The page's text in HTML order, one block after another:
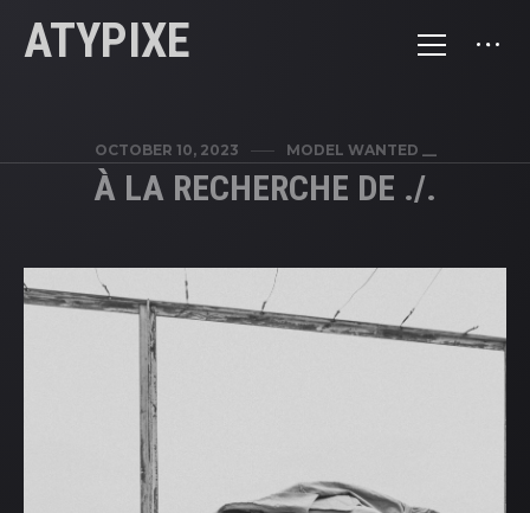
ATYPIXE
OCTOBER 10, 2023 MODEL WANTED __
À LA RECHERCHE DE ./.